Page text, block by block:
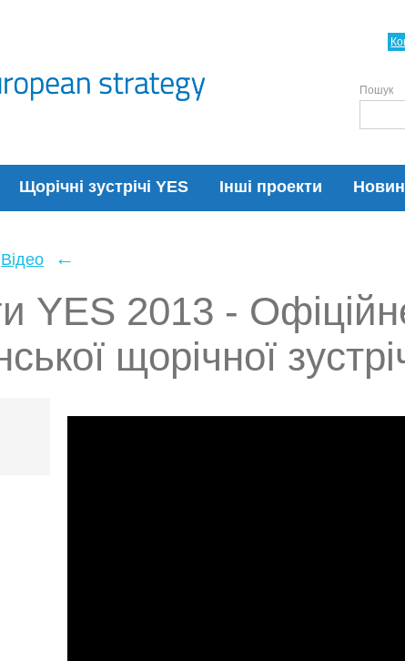
Щорічні зустрічі YES Інші проекти
Пошук
Відео ←
YES 2013 -
щорічної